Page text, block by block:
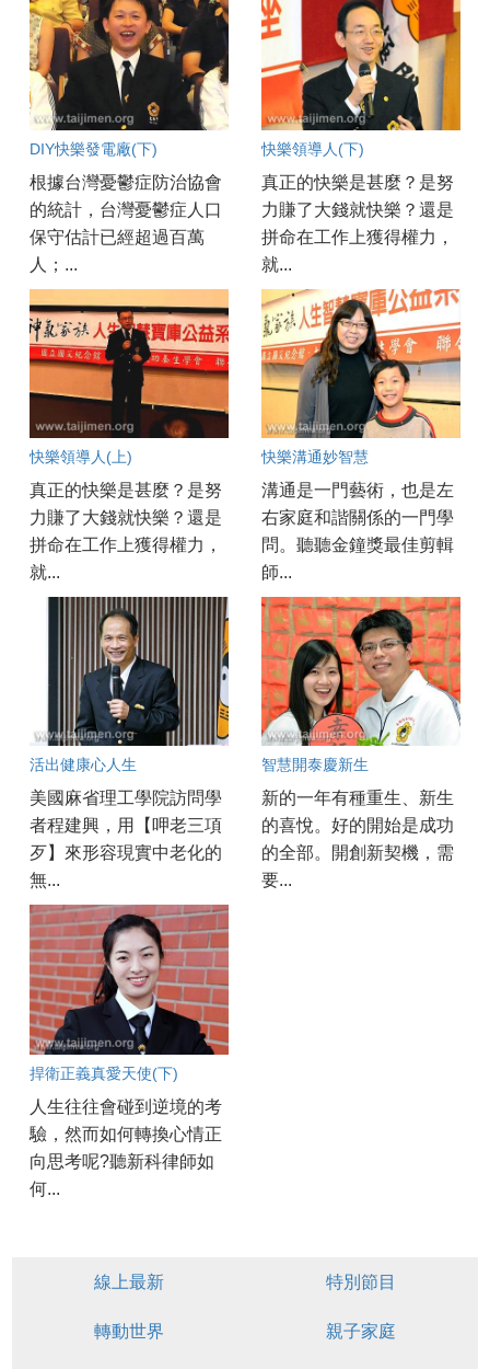
DIY快樂發電廠(下)
根據台灣憂鬱症防治協會
的統計，台灣憂鬱症人口
保守估計已經超過百萬
人；...
快樂領導人(下)
真正的快樂是甚麼？是努
力賺了大錢就快樂？還是
拼命在工作上獲得權力，
就...
快樂領導人(上)
真正的快樂是甚麼？是努
力賺了大錢就快樂？還是
拼命在工作上獲得權力，
就...
快樂溝通妙智慧
溝通是一門藝術，也是左
右家庭和諧關係的一門學
問。聽聽金鐘獎最佳剪輯
師...
活出健康心人生
美國麻省理工學院訪問學
者程建興，用【呷老三項
歹】來形容現實中老化的
無...
智慧開泰慶新生
新的一年有種重生、新生
的喜悅。好的開始是成功
的全部。開創新契機，需
要...
捍衛正義真愛天使(下)
人生往往會碰到逆境的考
驗，然而如何轉換心情正
向思考呢?聽新科律師如
何...
線上最新 特別節目
轉動世界 親子家庭